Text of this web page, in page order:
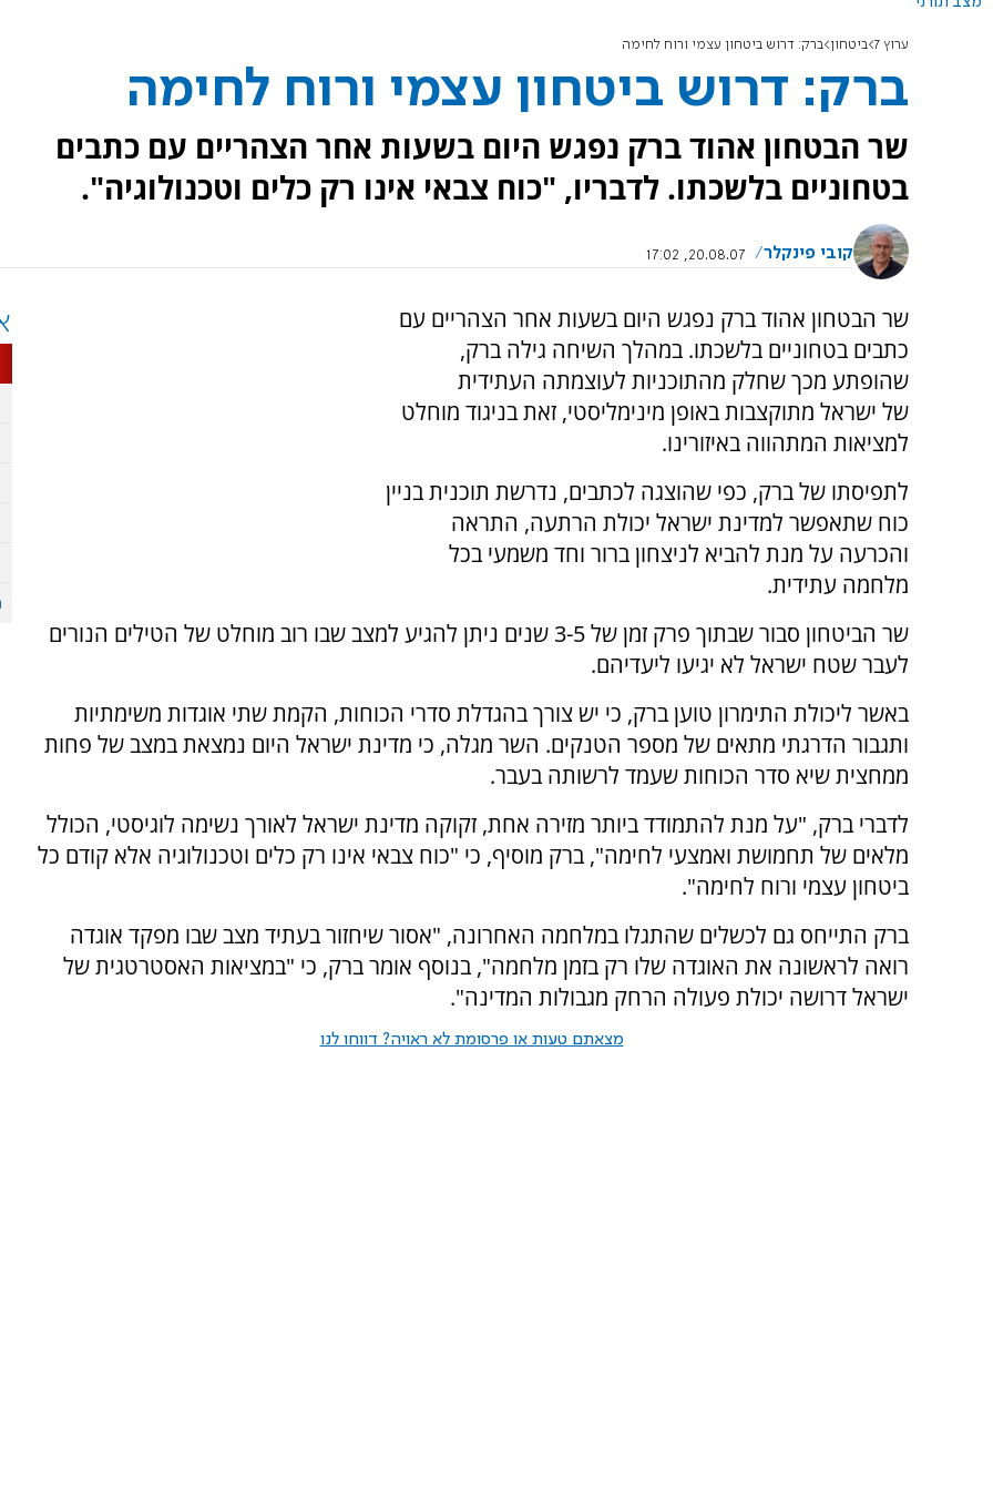
ערוץ 7 ביטחון ברק: דרוש ביטחון עצמי ורוח לחימה
ברק: דרוש ביטחון עצמי ורוח לחימה
שר הבטחון אהוד ברק נפגש היום בשעות אחר הצהריים עם כתבים
בטחוניים בלשכתו. לדבריו, "כוח צבאי אינו רק כלים וטכנולוגיה".
קובי פינקלר 20.08.07, 17:02
שר הבטחון אהוד ברק נפגש היום בשעות אחר הצהריים עם
כתבים בטחוניים בלשכתו. במהלך השיחה גילה ברק,
שהופתע מכך שחלק מהתוכניות לעוצמתה העתידית
של ישראל מתוקצבות באופן מינימליסטי, זאת בניגוד מוחלט
למציאות המתהווה באיזורינו.
לתפיסתו של ברק, כפי שהוצגה לכתבים, נדרשת תוכנית בניין
כוח שתאפשר למדינת ישראל יכולת הרתעה, התראה
והכרעה על מנת להביא לניצחון ברור וחד משמעי בכל
מלחמה עתידית.
שר הביטחון סבור שבתוך פרק זמן של 3-5 שנים ניתן להגיע למצב שבו רוב מוחלט של הטילים הנורים
לעבר שטח ישראל לא יגיעו ליעדיהם.
באשר ליכולת התימרון טוען ברק, כי יש צורך בהגדלת סדרי הכוחות, הקמת שתי אוגדות משימתיות
ותגבור הדרגתי מתאים של מספר הטנקים. השר מגלה, כי מדינת ישראל היום נמצאת במצב של פחות
ממחצית שיא סדר הכוחות שעמד לרשותה בעבר.
לדברי ברק, "על מנת להתמודד ביותר מזירה אחת, זקוקה מדינת ישראל לאורך נשימה לוגיסטי, הכולל
מלאים של תחמושת ואמצעי לחימה", ברק מוסיף, כי "כוח צבאי אינו רק כלים וטכנולוגיה אלא קודם כל
ביטחון עצמי ורוח לחימה".
ברק התייחס גם לכשלים שהתגלו במלחמה האחרונה, "אסור שיחזור בעתיד מצב שבו מפקד אוגדה
רואה לראשונה את האוגדה שלו רק בזמן מלחמה", בנוסף אומר ברק, כי "במציאות האסטרטגית של
ישראל דרושה יכולת פעולה הרחק מגבולות המדינה".
מצאתם טעות או פרסומת לא ראויה? דווחו לנו